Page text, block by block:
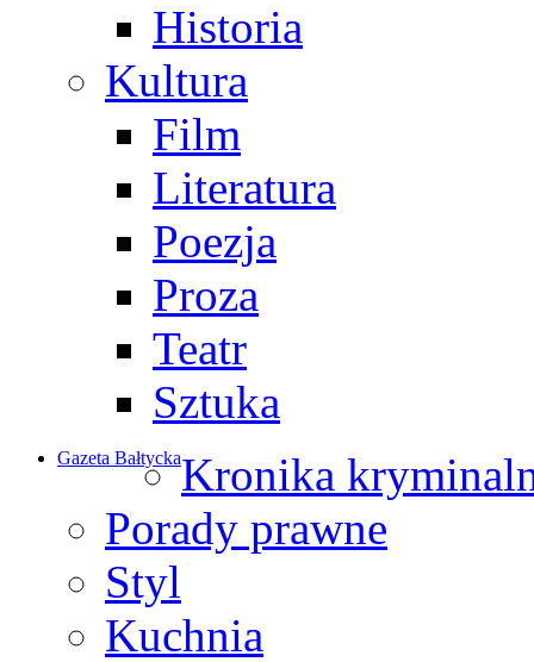
Historia
Kultura
Film
Literatura
Poezja
Proza
Teatr
Sztuka
Gazeta BałtyckaKronika
Porady prawne
Styl
Kuchnia